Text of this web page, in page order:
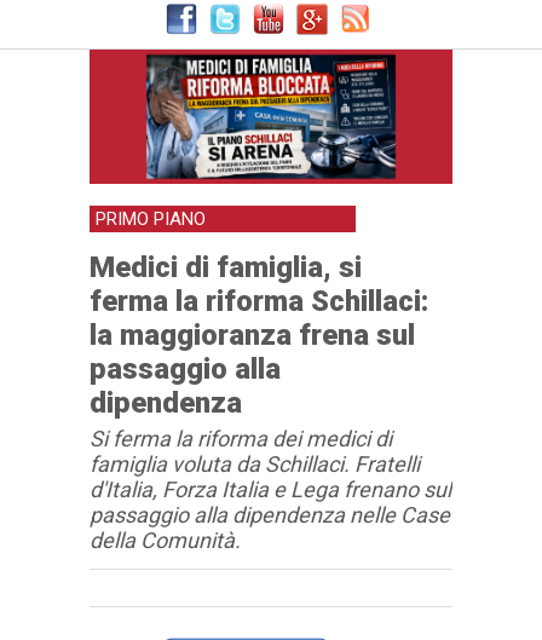
PRIMO PIANO
Medici di famiglia, si
ferma la riforma Schillaci:
la maggioranza frena sul
passaggio alla
dipendenza
Si ferma la riforma dei medici di
famiglia voluta da Schillaci. Fratelli
d'Italia, Forza Italia e Lega frenano sul
passaggio alla dipendenza nelle Case
della Comunità.
Articolo
Testo articolo principale